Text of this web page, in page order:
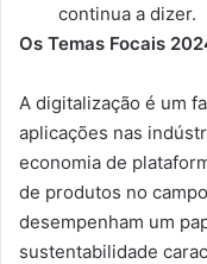
continua a dizer.
Os Temas Focais
A digitalização é um
aplicações nas
economia de
de produtos no
desempenham um
sustentabilidade